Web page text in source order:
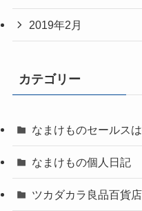
2019年2月
カテゴリー
なまけものセールス
なまけもの個人日記
ツカダカラ良品百貨店